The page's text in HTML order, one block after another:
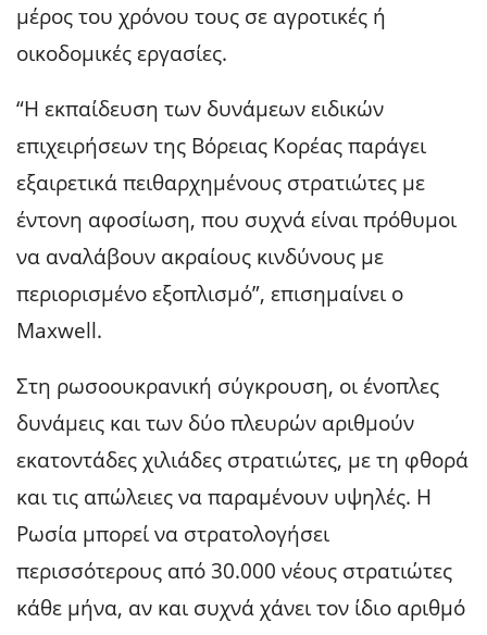
μέρος του χρόνου τους σε αγροτικές ή
οικοδομικές εργασίες.
“Η εκπαίδευση των δυνάμεων ειδικών
επιχειρήσεων της Βόρειας Κορέας παράγει
εξαιρετικά πειθαρχημένους στρατιώτες με
έντονη αφοσίωση, που συχνά είναι πρόθυμοι
να αναλάβουν ακραίους κινδύνους με
περιορισμένο εξοπλισμό”, επισημαίνει ο
Maxwell.
Στη ρωσοουκρανική σύγκρουση, οι ένοπλες
δυνάμεις και των δύο πλευρών αριθμούν
εκατοντάδες χιλιάδες στρατιώτες, με τη φθορά
και τις απώλειες να παραμένουν υψηλές. Η
Ρωσία μπορεί να στρατολογήσει
περισσότερους από 30.000 νέους στρατιώτες
κάθε μήνα, αν και συχνά χάνει τον ίδιο αριθμό